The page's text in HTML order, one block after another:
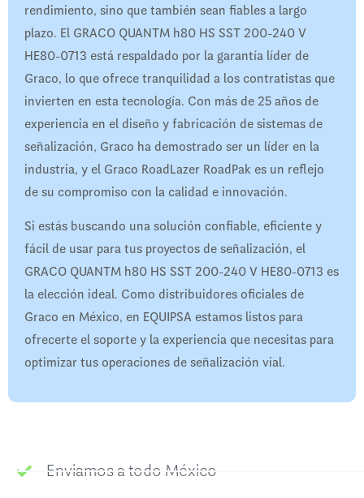
rendimiento, sino que también sean fiables a largo
plazo. El GRACO QUANTM h80 HS SST 200-240 V
HE80-0713 está respaldado por la garantía líder de
Graco, lo que ofrece tranquilidad a los contratistas que
invierten en esta tecnología. Con más de 25 años de
experiencia en el diseño y fabricación de sistemas de
señalización, Graco ha demostrado ser un líder en la
industria, y el Graco RoadLazer RoadPak es un reflejo
de su compromiso con la calidad e innovación.
Si estás buscando una solución confiable, eficiente y
fácil de usar para tus proyectos de señalización, el
GRACO QUANTM h80 HS SST 200-240 V HE80-0713 es
la elección ideal. Como distribuidores oficiales de
Graco en México, en EQUIPSA estamos listos para
ofrecerte el soporte y la experiencia que necesitas para
optimizar tus operaciones de señalización vial.
Enviamos a todo México